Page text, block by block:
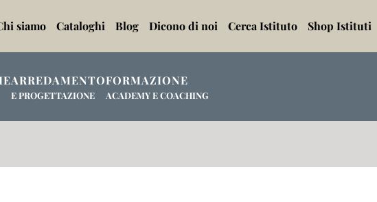
siamo Cataloghi Blog Dicono di noi Cerca Istituto Shop Istituti
ARREDAMENTO
E PROGETTAZIONE
FORMAZIONE
ACADEMY E COACHING